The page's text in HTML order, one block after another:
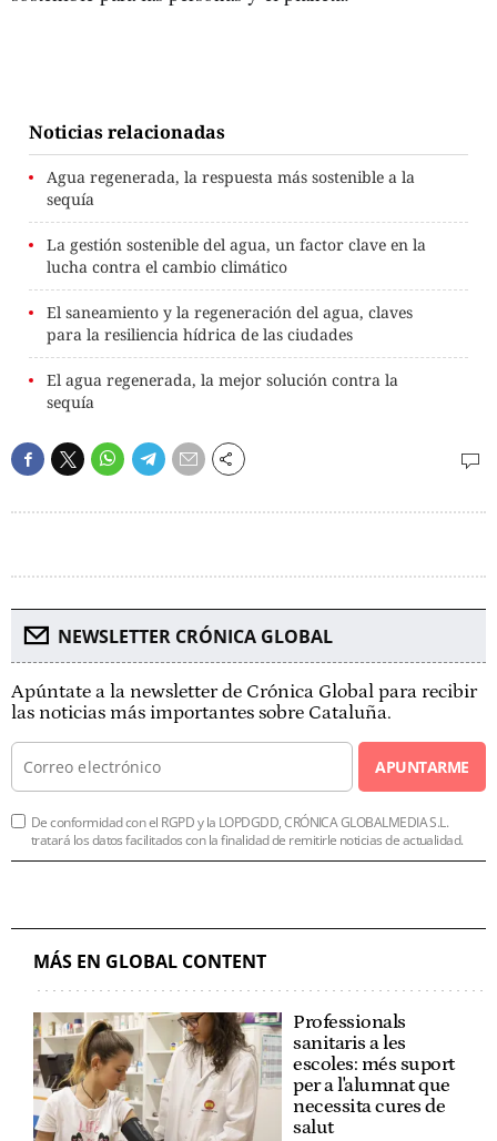
Noticias relacionadas
Agua regenerada, la respuesta más sostenible a la
sequía
La gestión sostenible del agua, un factor clave en la
lucha contra el cambio climático
El saneamiento y la regeneración del agua, claves
para la resiliencia hídrica de las ciudades
El agua regenerada, la mejor solución contra la
sequía
NEWSLETTER CRÓNICA GLOBAL
Apúntate a la newsletter de Crónica Global para recibir
las noticias más importantes sobre Cataluña.
APUNTARME
De conformidad con el RGPD y la LOPDGDD, CRÓNICA GLOBALMEDIA S.L.
tratará los datos facilitados con la finalidad de remitirle noticias de actualidad.
MÁS EN GLOBAL CONTENT
Professionals
sanitaris a les
escoles: més suport
per a l'alumnat que
necessita cures de
salut